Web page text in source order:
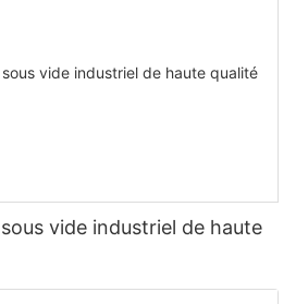
vide industriel de haute